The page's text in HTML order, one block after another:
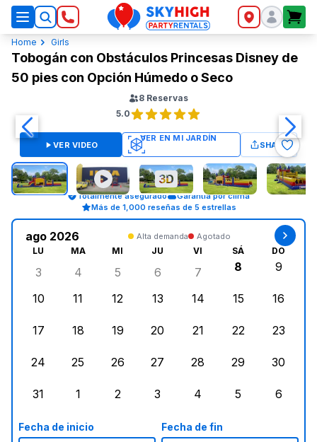
SkyHigh Logo
Home Girls
Tobogán con Obstáculos Princesas Disney de
50 pies con Opción Húmedo o Seco
8 Reservas
5.0
VER VIDEO SHARE
Totalmente asegurado
Garantía por clima
Más de 1,000 reseñas de 5 estrellas
ago 2026 Alta demanda Agotado
LU MA MI JU VI SÁ DO
lunes, agosto 3, 2026
3
martes, agosto 4, 2026
4
miércoles, agosto 5, 2026
5
jueves, agosto 6, 2026
6
viernes, agosto 7,
7
8
9
10
11
12
13
14
15
16
17
18
19
20
21
22
23
24
25
26
27
28
29
30
31
1
2
3
4
5
6
Fecha de inicio
Fecha de fin